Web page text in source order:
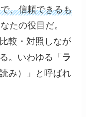
、信頼できるも
たの役目だ。
較・対照しなが
。いわゆる「 ラ
み）」と呼ばれ